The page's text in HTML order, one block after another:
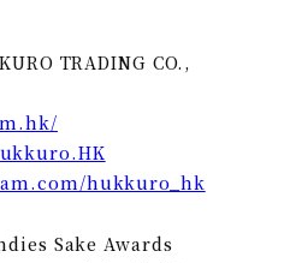
TRADING CO.,
hukkuro_hk
Sake Awards